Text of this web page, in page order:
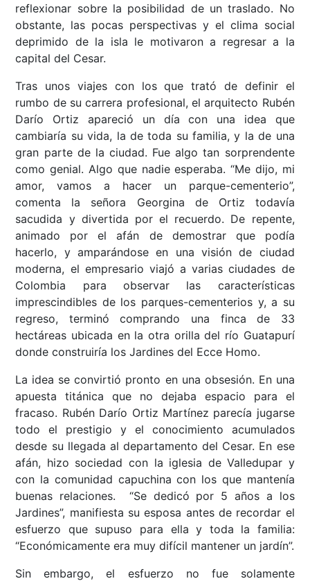
reflexionar sobre la posibilidad de un traslado. No
obstante, las pocas perspectivas y el clima social
deprimido de la isla le motivaron a regresar a la
capital del Cesar.
Tras unos viajes con los que trató de definir el
rumbo de su carrera profesional, el arquitecto Rubén
Darío Ortiz apareció un día con una idea que
cambiaría su vida, la de toda su familia, y la de una
gran parte de la ciudad. Fue algo tan sorprendente
como genial. Algo que nadie esperaba. “Me dijo, mi
amor, vamos a hacer un parque-cementerio”,
comenta la señora Georgina de Ortiz todavía
sacudida y divertida por el recuerdo. De repente,
animado por el afán de demostrar que podía
hacerlo, y amparándose en una visión de ciudad
moderna, el empresario viajó a varias ciudades de
Colombia para observar las características
imprescindibles de los parques-cementerios y, a su
regreso, terminó comprando una finca de 33
hectáreas ubicada en la otra orilla del río Guatapurí
donde construiría los Jardines del Ecce Homo.
La idea se convirtió pronto en una obsesión. En una
apuesta titánica que no dejaba espacio para el
fracaso. Rubén Darío Ortiz Martínez parecía jugarse
todo el prestigio y el conocimiento acumulados
desde su llegada al departamento del Cesar. En ese
afán, hizo sociedad con la iglesia de Valledupar y
con la comunidad capuchina con los que mantenía
buenas relaciones. “Se dedicó por 5 años a los
Jardines”, manifiesta su esposa antes de recordar el
esfuerzo que supuso para ella y toda la familia:
“Económicamente era muy difícil mantener un jardín”.
Sin embargo, el esfuerzo no fue solamente